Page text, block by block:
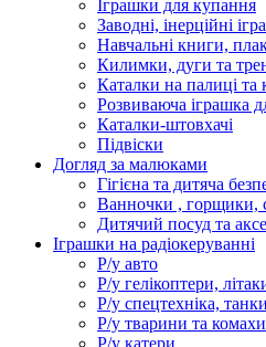
Іграшки для купання
Заводні, інерційні
Навчальні книги,
Килимки, дуги та
Каталки на палиці та
Розвиваюча іграшка
Каталки-штовхачі
Підвіски
Догляд за малюками
Гігієна та дитяча
Ванночки , горщики,
Дитячий посуд та
Іграшки на радіокеруванні
Р/у авто
Р/у гелікоптери,
Р/у спецтехніка, танки
Р/у тварини та комахи
Р/у катери